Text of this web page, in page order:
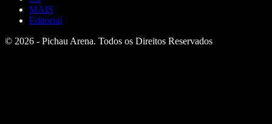
MAIS
Editorial
© 2026 - Pichau Arena. Todos os Direitos Reservados